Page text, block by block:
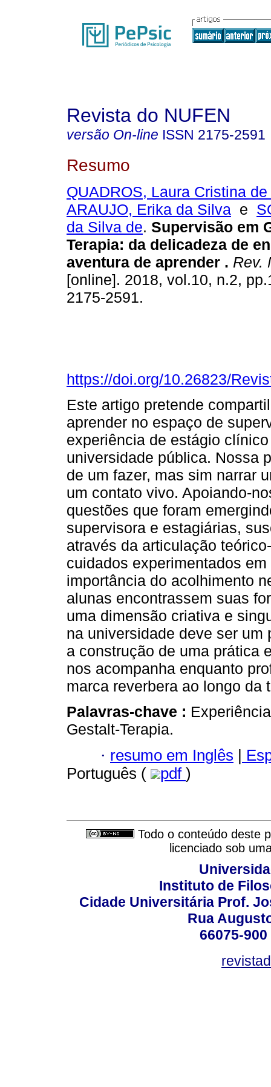
Revista do NUFEN
versão On-line ISSN 2175-2591
Resumo
QUADROS, Laura Cristina de
ARAUJO, Erika da Silva e
da Silva de. Supervisão em
Terapia: da delicadeza de
aventura de aprender . Rev.
[online]. 2018, vol.10, n.2,
2175-2591.
https://doi.org/10.26823/
Este artigo pretende
aprender no espaço de
experiência de estágio
universidade pública. Nossa
de um fazer, mas sim narrar
um contato vivo. Apoiando-
questões que foram
supervisora e estagiárias,
através da articulação
cuidados experimentados
importância do acolhimento
alunas encontrassem suas
uma dimensão criativa e
na universidade deve ser um
a construção de uma prática
nos acompanha enquanto
marca reverbera ao longo da
Palavras-chave :
Gestalt-Terapia.
· resumo em Inglês |
Português (
pdf )
Todo o conteúdo deste
licenciado sob
Instituto de
Cidade Universitária Prof.
Rua
66075-